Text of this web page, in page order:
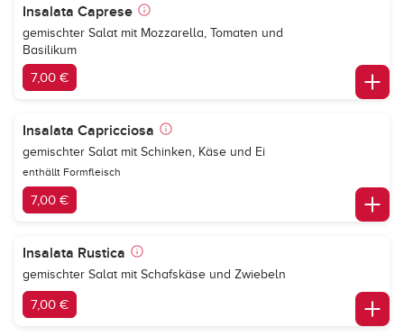
Insalata Caprese
gemischter Salat mit Mozzarella, Tomaten und
Basilikum
7,00 €
Insalata Capricciosa
gemischter Salat mit Schinken, Käse und Ei
enthällt Formfleisch
7,00 €
Insalata Rustica
gemischter Salat mit Schafskäse und Zwiebeln
7,00 €